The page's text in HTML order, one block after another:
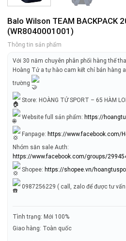
Balo Wilson TEAM BACKPACK
(WR8040001001)
Thông tin sản phẩm
Với 30 năm chuyên phân phối hàng thể
Hoàng Tử a tự hào cam kết chỉ bán hàng
trường
Store: HOÀNG TỬ SPORT – 65 HÀM
Website full sản phẩm: https://
Fanpage: https://www.facebook.com/
Nhóm săn sale Auth:
https://www.facebook.com/groups/
Shopee: https://shopee.vn/
0987256229 ( call, zalo để được tư
Tình trạng: Mới 100%
Giao hàng: Toàn quốc